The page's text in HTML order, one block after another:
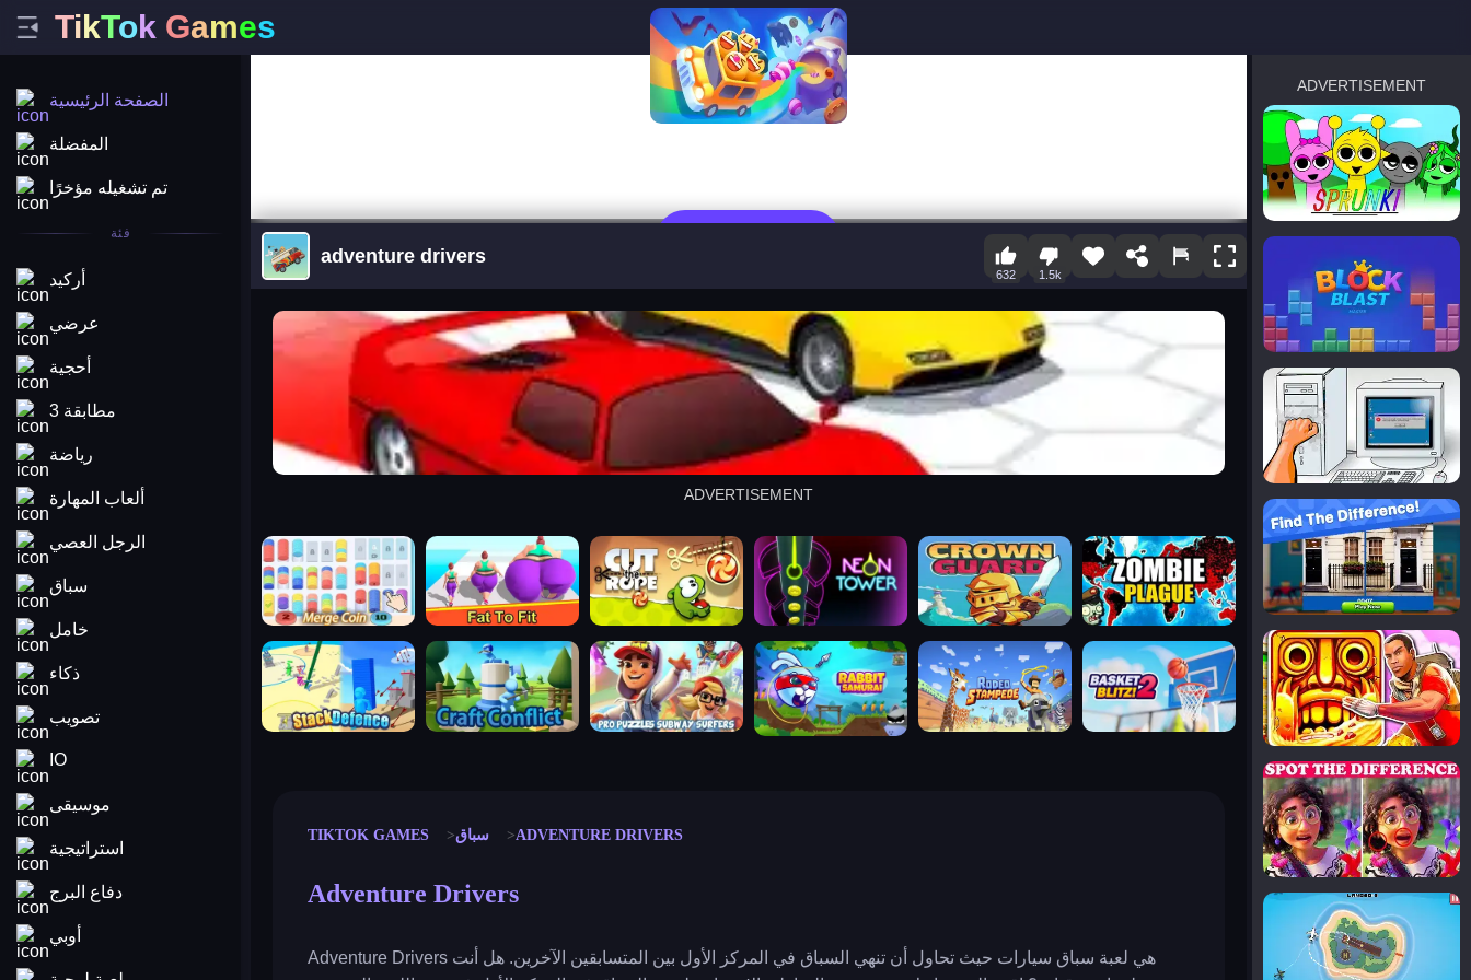
TikTok Games
الصفحة الرئيسية
المفضلة
تم تشغيله مؤخرًا
فئة
أركيد
عرضي
أحجية
مطابقة 3
رياضة
ألعاب المهارة
الرجل العصي
سباق
خامل
ذكاء
تصويب
IO
موسيقى
استراتيجية
دفاع البرج
أوبي
adventure drivers
632 1.5k
arena king
ADVERTISEMENT
merge coin fat to fit cut the rope neon tower crown guard zombie plague
stack defence craft conflict subway surfers rabbit samurai rodeo stampede basket blitz
TIKTOK GAMES سباق ADVENTURE DRIVERS
Adventure Drivers
Adventure Drivers هي لعبة سباق سيارات حيث تحاول أن تنهي السباق في المركز الأول بين المتسابقين الآخرين. هل أنت
ADVERTISEMENT
sprunki
Blocky Blast!
smash it
notice the difference
temple run 2
spot the differences
silly sky